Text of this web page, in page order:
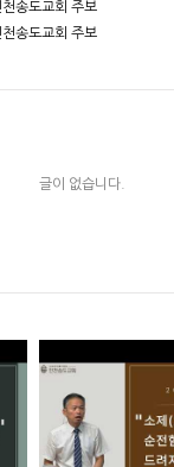
송도교회 주보
송도교회 주보
글이 없습니다.